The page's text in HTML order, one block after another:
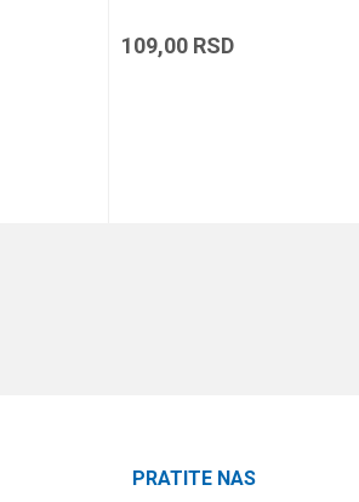
109,00 RSD
PRATITE NAS